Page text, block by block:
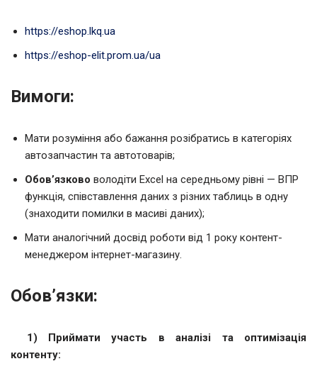
https://eshop.lkq.ua
https://eshop-elit.prom.ua/ua
Вимоги:
Мати розуміння або бажання розібратись в категоріях
автозапчастин та автотоварів;
Обов’язково володіти Excel на середньому рівні — ВПР
функція, співставлення даних з різних таблиць в одну
(знаходити помилки в масиві даних);
Мати аналогічний досвід роботи від 1 року контент-
менеджером інтернет-магазину.
Обов’язки:
1) Приймати участь в аналізі та оптимізація
контенту: